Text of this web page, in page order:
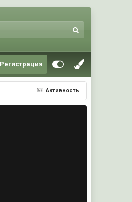
Регистрация
Активность